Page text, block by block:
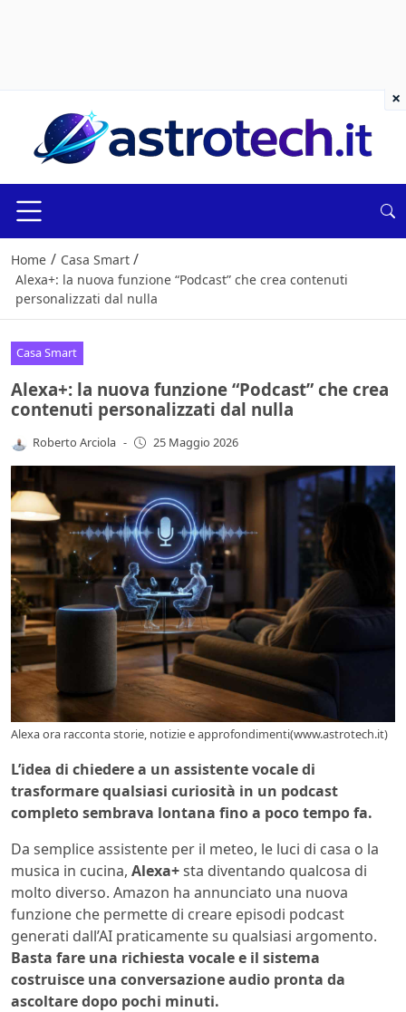
Home / Casa Smart /
Alexa+: la nuova funzione “Podcast” che crea contenuti
personalizzati dal nulla
Casa Smart
Alexa+: la nuova funzione “Podcast” che crea
contenuti personalizzati dal nulla
Roberto Arciola - 25 Maggio 2026
Alexa ora racconta storie, notizie e approfondimenti(www.astrotech.it)
L’idea di chiedere a un assistente vocale di
trasformare qualsiasi curiosità in un podcast
completo sembrava lontana fino a poco tempo fa.
Da semplice assistente per il meteo, le luci di casa o la
musica in cucina, Alexa+sta diventando qualcosa di
molto diverso. Amazon ha annunciato una nuova
funzione che permette di creare episodi podcast
generati dall’AI praticamente su qualsiasi argomento.
Basta fare una richiesta vocale e il sistema
costruisce una conversazione audio pronta da
ascoltare dopo pochi minuti.
×